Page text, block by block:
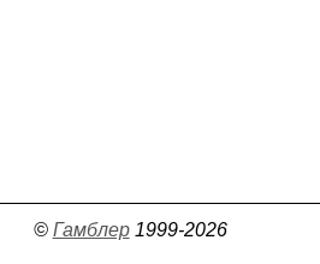
© Гамблер1999-2026